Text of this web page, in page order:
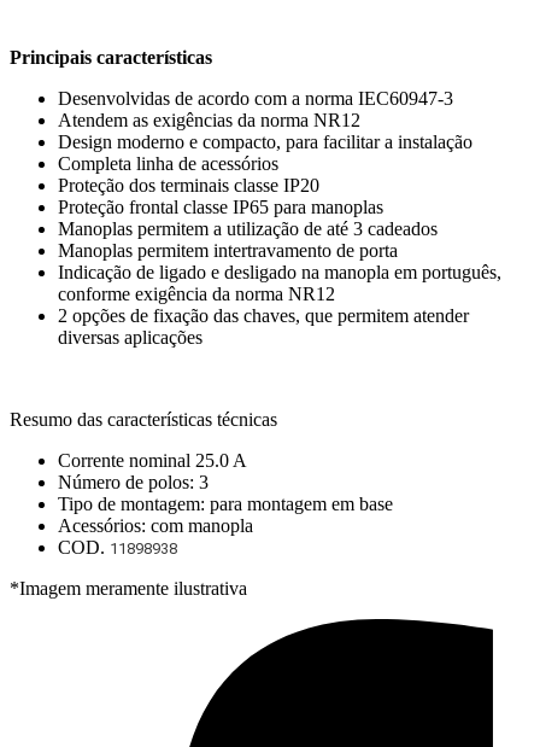
Principais características
Desenvolvidas de acordo com a norma IEC60947-3
Atendem as exigências da norma NR12
Design moderno e compacto, para facilitar a instalação
Completa linha de acessórios
Proteção dos terminais classe IP20
Proteção frontal classe IP65 para manoplas
Manoplas permitem a utilização de até 3 cadeados
Manoplas permitem intertravamento de porta
Indicação de ligado e desligado na manopla em português,
conforme exigência da norma NR12
2 opções de fixação das chaves, que permitem atender
diversas aplicações
Resumo das características técnicas
Corrente nominal 25.0 A
Número de polos: 3
Tipo de montagem: para montagem em base
Acessórios: com manopla
COD. 11898938
*Imagem meramente ilustrativa